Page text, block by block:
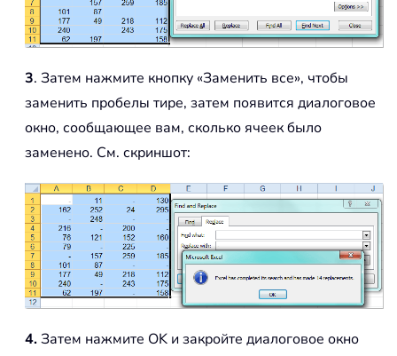
3. Затем нажмите кнопку «Заменить все», чтобы
заменить пробелы тире, затем появится диалоговое
окно, сообщающее вам, сколько ячеек было
заменено. См. скриншот:
4.Затем нажмите OK и закройте диалоговое окно